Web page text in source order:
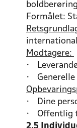
Formålet:
Modtagere:
•
• Generelle
• Dine
• Offentlig
2.5